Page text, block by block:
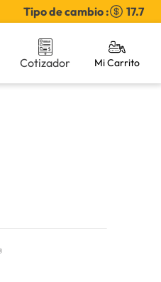
Tipo de cambio : 17.7
Cotizador